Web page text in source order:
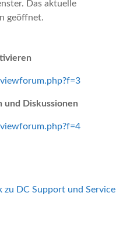
Das aktuelle
geöffnet.
und Diskussionen
zu DC Support und Service